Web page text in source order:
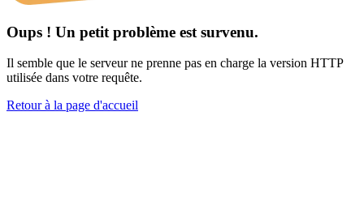
Oups ! Un petit problème est survenu.
Il semble que le serveur ne prenne pas en charge la version HTTP
utilisée dans votre requête.
Retour à la page d'accueil